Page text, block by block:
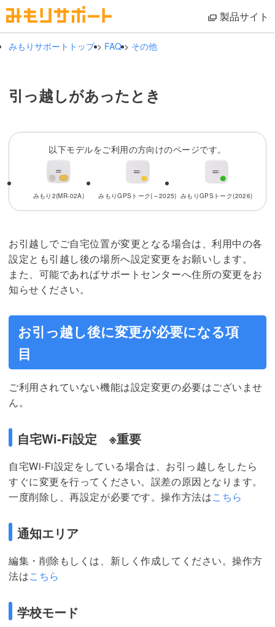
製品サイト
みもりサポートトップ> FAQ> その他
引っ越しがあったとき
以下モデルをご利用の方向けのページです。
みもり2(MR-02A) みもりGPSトーク(～2025) みもりGPSトーク(2026)
お引越しでご自宅位置が変更となる場合は、利用中の各
設定とも引越し後の場所へ設定変更をお願いします。
また、可能であればサポートセンターへ住所の変更をお
知らせください。
お引っ越し後に変更が必要になる項
目
ご利用されていない機能は設定変更の必要はございませ
ん。
自宅Wi-Fi設定 ※重要
自宅Wi-Fi設定をしている場合は、お引っ越しをしたら
すぐに変更を行ってください。誤差の原因となります。
一度削除し、再設定が必要です。操作方法はこちら
通知エリア
編集・削除もしくは、新しく作成してください。操作方
法はこちら
学校モード